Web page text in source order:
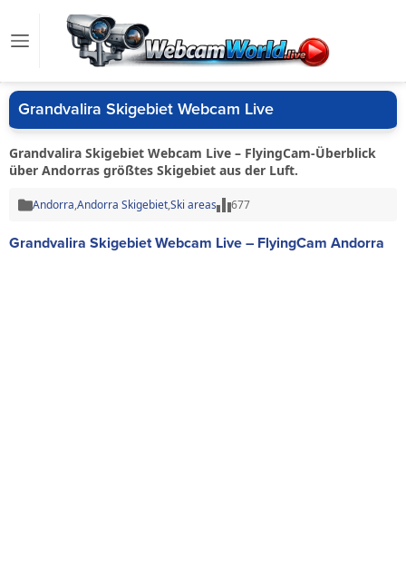
Grandvalira Skigebiet Webcam Live
Grandvalira Skigebiet Webcam Live – FlyingCam-Überblick
über Andorras größtes Skigebiet aus der Luft.
Andorra,Andorra Skigebiet,Ski areas 677
Grandvalira Skigebiet Webcam Live – FlyingCam Andorra